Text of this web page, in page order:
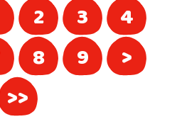
2 3
4
8 9
>
>>